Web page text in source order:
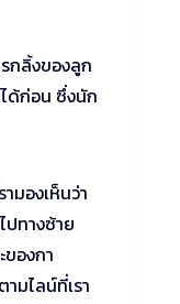
กลิ้งของลูก
ด้ก่อน ซึ่งนัก
มองเห็นว่า
ปทางซ้าย
องกา
มไลน์ที่เรา